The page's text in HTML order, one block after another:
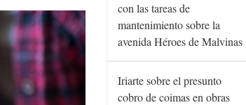
con las tareas de
mantenimiento sobre la
avenida Héroes de Malvinas
Iriarte sobre el presunto
cobro de coimas en obras